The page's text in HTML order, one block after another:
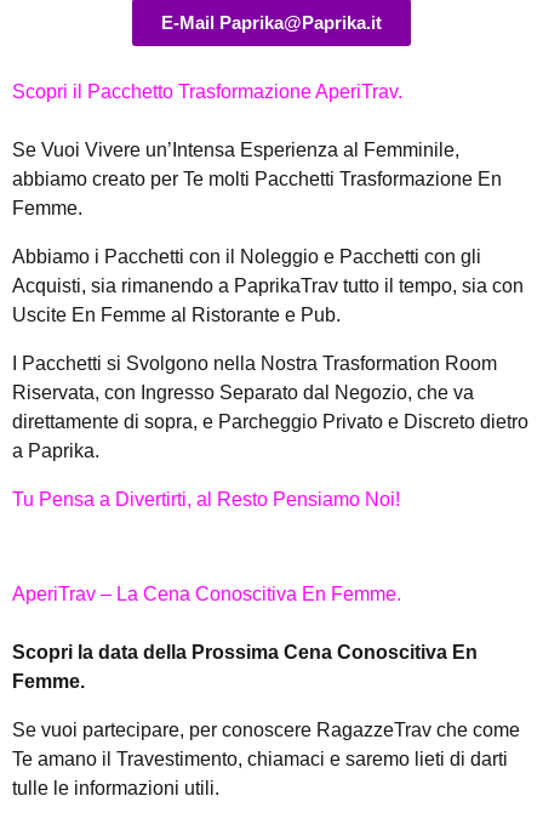
E-Mail Paprika@Paprika.it
Scopri il Pacchetto Trasformazione AperiTrav.
Se Vuoi Vivere un’Intensa Esperienza al Femminile,
abbiamo creato per Te molti Pacchetti Trasformazione En
Femme.
Abbiamo i Pacchetti con il Noleggio e Pacchetti con gli
Acquisti, sia rimanendo a PaprikaTrav tutto il tempo, sia con
Uscite En Femme al Ristorante e Pub.
I Pacchetti si Svolgono nella Nostra Trasformation Room
Riservata, con Ingresso Separato dal Negozio, che va
direttamente di sopra, e Parcheggio Privato e Discreto dietro
a Paprika.
Tu Pensa a Divertirti, al Resto Pensiamo Noi!
AperiTrav – La Cena Conoscitiva En Femme.
Scopri la data della Prossima Cena Conoscitiva En
Femme.
Se vuoi partecipare, per conoscere RagazzeTrav che come
Te amano il Travestimento, chiamaci e saremo lieti di darti
tulle le informazioni utili.